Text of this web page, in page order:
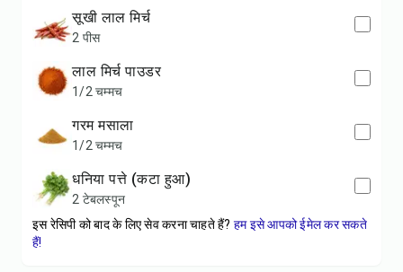
सूखी लाल मिर्च
2 पीस
लाल मिर्च पाउडर
1/2 चम्मच
गरम मसाला
1/2 चम्मच
धनिया पत्ते (कटा हुआ)
2 टेबलस्पून
इस रेसिपी को बाद के लिए सेव करना चाहते हैं? हम इसे आपको ईमेल कर सकते
हैं!